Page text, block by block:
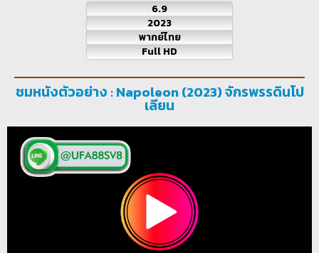
6.9
2023
พากย์ไทย
Full HD
ชมหนังตัวอย่าง : Napoleon (2023) จักรพรรดินโป
เลียน